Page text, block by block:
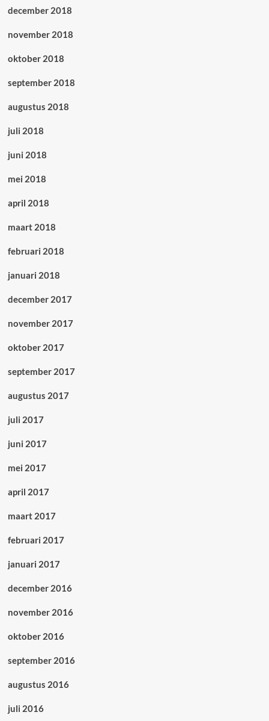
december 2018
november 2018
oktober 2018
september 2018
augustus 2018
juli 2018
juni 2018
mei 2018
april 2018
maart 2018
februari 2018
januari 2018
december 2017
november 2017
oktober 2017
september 2017
augustus 2017
juli 2017
juni 2017
mei 2017
april 2017
maart 2017
februari 2017
januari 2017
december 2016
november 2016
oktober 2016
september 2016
augustus 2016
juli 2016